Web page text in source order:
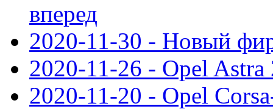
вперед
2020-11-30 - Новый
2020-11-26 - Opel Astra
2020-11-20 - Opel